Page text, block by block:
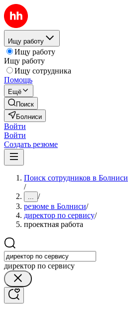
Ищу работу
Ищу работу
Ищу работу
Ищу сотрудника
Помощь
Ещё
Поиск
Болниси
Войти
Войти
Создать резюме
Поиск сотрудников в Болниси
/
... /
резюме в Болниси/
директор по сервису/
проектная работа
директор по сервису